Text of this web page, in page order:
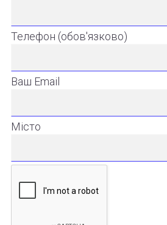
Телефон (обов'язково)
Ваш Email
Місто